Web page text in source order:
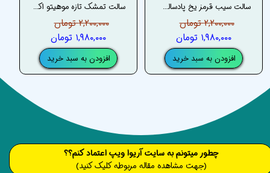
سالت تمشک تازه موهیتو اکسترا پادسالت _ XTRA PODSALT FRESH RASPBERRY MOJITO SALT
۲,۲۰۰,۰۰۰ تومان
۱,۹۸۰,۰۰۰ تومان
افزودن به سبد خرید
سالت سیب قرمز یخ پادسالت _ PODSALT RED APPLE ICE SALT
۲,۲۰۰,۰۰۰ تومان
۱,۹۸۰,۰۰۰ تومان
افزودن به سبد خرید
​​​چطور میتونم به سایت آریوا ویپ اعتماد کنم؟؟
(جهت مشاهده مقاله مربوطه کلیک کنید)